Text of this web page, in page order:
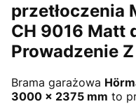
przetłoczenia
CH 9016 Matt
Prowadzenie Z
Brama garażowa
3000 × 2375 mm to